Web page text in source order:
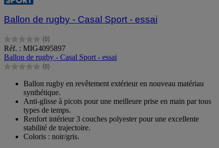
Ballon de rugby - Casal Sport - essai
(0)
0.0
sur
5
étoiles.
Réf. : MIG4095897
Ballon de rugby - Casal Sport - essai
(0)
0.0
étoiles.
Ballon rugby en revêtement extérieur en nouveau matériau
synthétique.
Anti-glisse à picots pour une meilleure prise en main par tous
types de temps.
Renfort intérieur 3 couches polyester pour une excellente
stabilité de trajectoire.
Coloris : noir/gris.